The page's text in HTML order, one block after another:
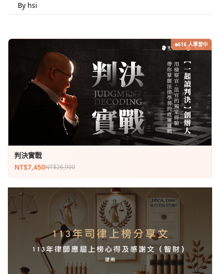
By hsi
616 人學習中
判決實戰
NT$7,450NT$26,900